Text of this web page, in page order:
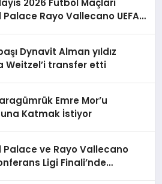
2026 Futbol Maçları
Rayo Vallecano UEFA
Dynavit Alman yıldız
Weitzel’i transfer etti
Emre Mor’u
Katmak İstiyor
Palace ve Rayo Vallecano
Ligi Finali’nde